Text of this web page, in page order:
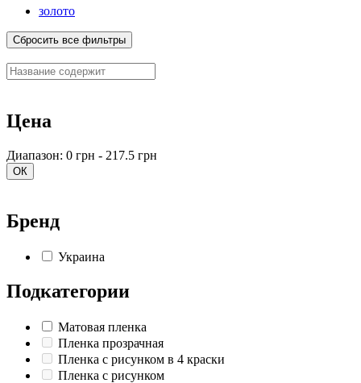
золото
Сбросить все фильтры
Цена
Диапазон: 0 грн - 217.5 грн
ОК
Бренд
Украина
Подкатегории
Матовая пленка
Пленка прозрачная
Пленка с рисунком в 4 краски
Пленка с рисунком